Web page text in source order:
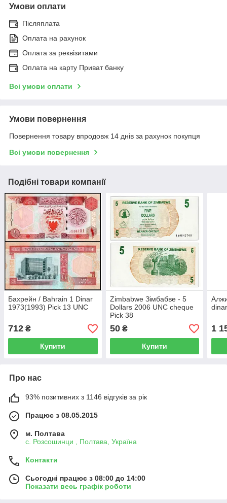
Умови оплати
Післяплата
Оплата на рахунок
Оплата за реквізитами
Оплата на карту Приват банку
Всі умови оплати
Умови повернення
Повернення товару впродовж 14 днів за рахунок покупця
Всі умови повернення
Подібні товари компанії
Бахрейн / Bahrain 1 Dinar
1973(1993) Pick 13 UNC
712 ₴
Купити
Zimbabwe Зімбабве - 5
Dollars 2006 UNC cheque
Pick 38
50₴
Купити
1
Про нас
93% позитивних з 1146 відгуків за рік
Працює з 08.05.2015
м. Полтава
с. Розсошинци , Полтава, Україна
Контакти
Сьогодні працює з 08:00 до 14:00
Показати весь графік роботи